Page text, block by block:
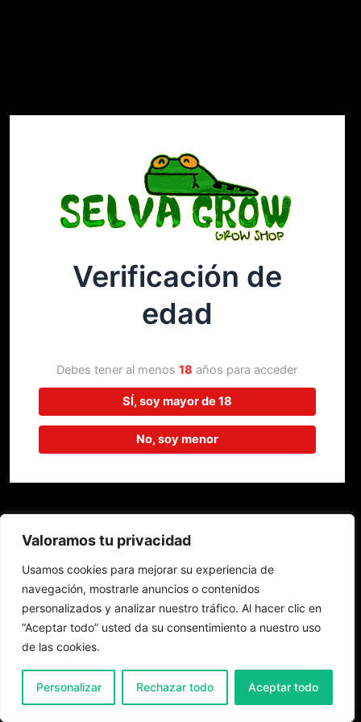
Valoramos tu privacidad
Usamos cookies para mejorar su experiencia de
navegación, mostrarle anuncios o contenidos
personalizados y analizar nuestro tráfico. Al hacer clic en
“Aceptar todo” usted da su consentimiento a nuestro uso
de las cookies.
Personalizar Rechazar todo Aceptar todo
¡Disculpa este desastre! Estamos
trabajando en algo increíble,
¡vuelve pronto!
Verificación de
edad
Debes tener al menos18 años para acceder
SÍ, soy mayor de 18
No, soy menor